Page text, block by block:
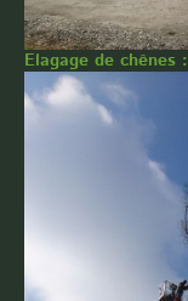
Elagage de chênes :